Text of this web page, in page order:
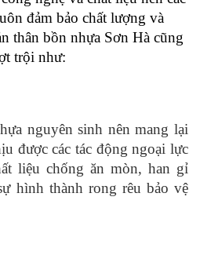
đảm bảo chất lượng và
thân bồn nhựa Sơn Hà cũng
trội như:
nguyên sinh nên mang lại
được các tác động ngoại lực
liệu chống ăn mòn, han gỉ
hình thành rong rêu bảo vệ